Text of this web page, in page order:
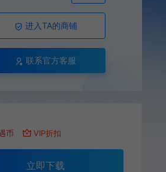
进入TA的商铺
联系官方客服
币 VIP折扣
立即下载